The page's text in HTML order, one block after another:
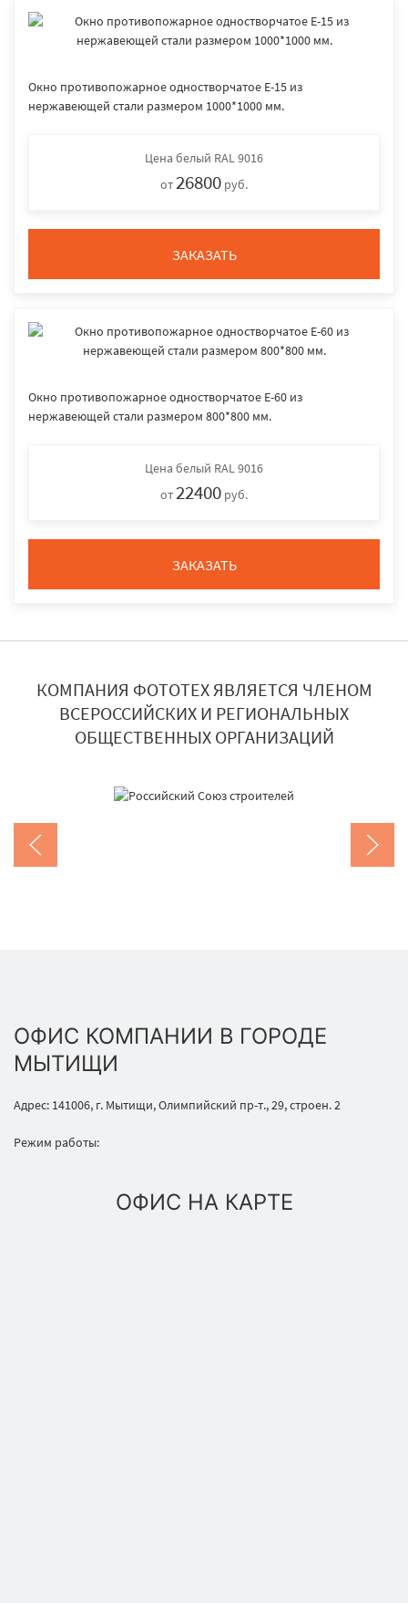
Окно противопожарное одностворчатое E-15 из
нержавеющей стали размером 1000*1000 мм.
Цена белый RAL 9016
от26800 руб.
ЗАКАЗАТЬ
Окно противопожарное одностворчатое E-60 из
нержавеющей стали размером 800*800 мм.
Цена белый RAL 9016
от22400 руб.
ЗАКАЗАТЬ
КОМПАНИЯ ФОТОТЕХ ЯВЛЯЕТСЯ ЧЛЕНОМ
ВСЕРОССИЙСКИХ И РЕГИОНАЛЬНЫХ
ОБЩЕСТВЕННЫХ ОРГАНИЗАЦИЙ
ОФИС КОМПАНИИ В ГОРОДЕ
МЫТИЩИ
Адрес: 141006, г. Мытищи, Олимпийский пр-т., 29, строен. 2
Режим работы:
ОФИС НА КАРТЕ